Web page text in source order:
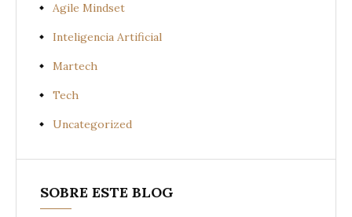
Agile Mindset
Inteligencia Artificial
Martech
Tech
Uncategorized
SOBRE ESTE BLOG